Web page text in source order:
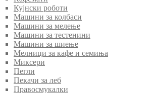
Кујнски роботи
Машини за колбаси
Машини за мелење
Машини за тестенини
Машини за шиење
Мелници за кафе и семиња
Миксери
Пегли
Пекачи за леб
Правосмукалки